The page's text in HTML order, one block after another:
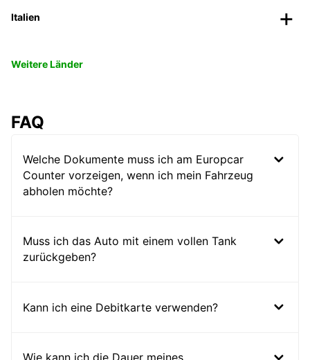
Italien
Weitere Länder
FAQ
Welche Dokumente muss ich am Europcar
Counter vorzeigen, wenn ich mein Fahrzeug
abholen möchte?
Muss ich das Auto mit einem vollen Tank
zurückgeben?
Kann ich eine Debitkarte verwenden?